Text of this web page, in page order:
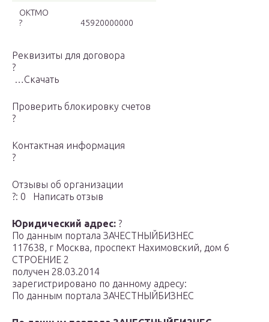
ОКТМО
?
45920000000
Реквизиты для договора
?
…Скачать
Проверить блокировку cчетов
?
Контактная информация
?
Отзывы об организации
?: 0 Написать отзыв
Юридический адрес: ?
По данным портала ЗАЧЕСТНЫЙБИЗНЕС
117638, г Москва, проспект Нахимовский, дом 6
СТРОЕНИЕ 2
получен 28.03.2014
зарегистрировано по данному адресу:
По данным портала ЗАЧЕСТНЫЙБИЗНЕС